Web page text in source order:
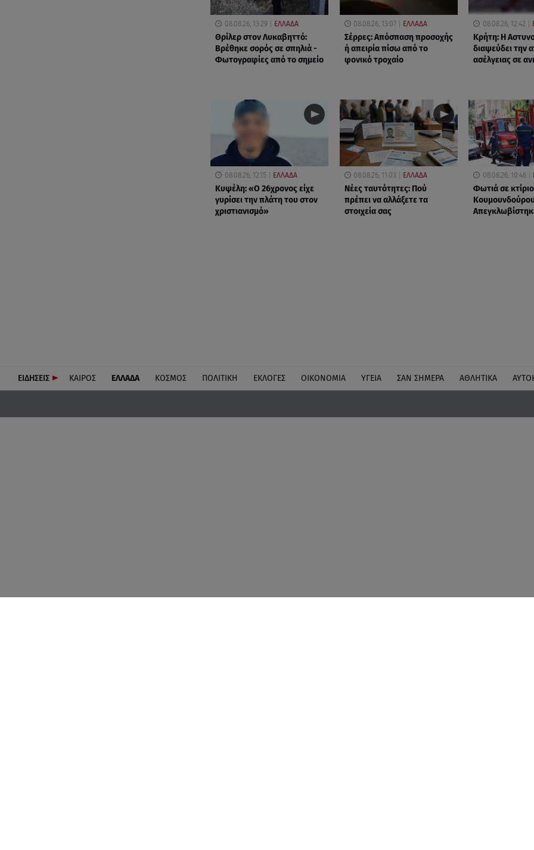
08.08.26, 13:29 ΕΛΛΑΔΑ
Θρίλερ στον Λυκαβηττό:
Βρέθηκε σορός σε σπηλιά -
Φωτογραφίες από το σημείο
08.08.26, 13:07 ΕΛΛΑΔΑ
Σέρρες: Απόσπαση προσοχής
ή απειρία πίσω από το
φονικό τροχαίο
08.08.26, 12:42
Κρήτη: Η
διαψεύδει την
ασέλγειας σε
08.08.26, 12:15 ΕΛΛΑΔΑ
Κυψέλη: «Ο 26χρονος είχε
γυρίσει την πλάτη του στον
χριστιανισμό»
08.08.26, 11:03 ΕΛΛΑΔΑ
Νέες ταυτότητες: Πού
πρέπει να αλλάξετε τα
στοιχεία σας
08.08.26, 10:46
Φωτιά σε
ΕΙΔΗΣΕΙΣ ΚΑΙΡΟΣ ΕΛΛΑΔΑ ΚΟΣΜΟΣ ΠΟΛΙΤΙΚΗ ΕΚΛΟΓΕΣ ΟΙΚΟΝΟΜΙΑ ΥΓΕΙΑ ΣΑΝ ΣΗΜΕΡΑ ΑΘΛΗΤΙΚΑ